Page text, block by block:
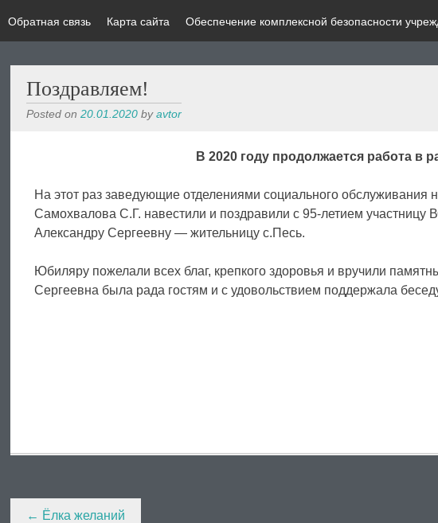
Обратная связь Карта сайта Обеспечение комплексной безопасности
Поздравляем!
Posted on20.01.2020 byavtor
В 2020 году продолжается работа в
На этот раз заведующие отделениями социального обслуживания
Самохвалова С.Г. навестили и поздравили с 95-летием участницу
Александру Сергеевну — жительницу с.Песь.
Юбиляру пожелали всех благ, крепкого здоровья и вручили
Сергеевна была рада гостям и с удовольствием поддержала
Post
← Ёлка желаний